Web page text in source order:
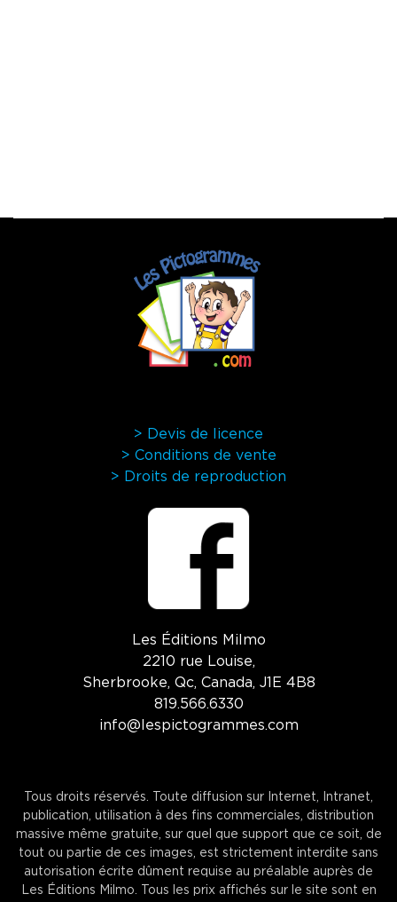
> Devis de licence
> Conditions de vente
> Droits de reproduction
Les Éditions Milmo
2210 rue Louise,
Sherbrooke, Qc, Canada, J1E 4B8
819.566.6330
info@lespictogrammes.com
Tous droits réservés. Toute diffusion sur Internet, Intranet,
publication, utilisation à des fins commerciales, distribution
massive même gratuite, sur quel que support que ce soit, de
tout ou partie de ces images, est strictement interdite sans
autorisation écrite dûment requise au préalable auprès de
Les Éditions Milmo. Tous les prix affichés sur le site sont en